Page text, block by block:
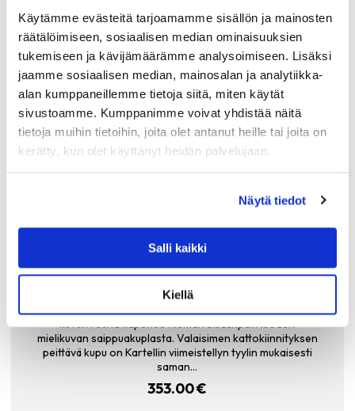
Käytämme evästeitä tarjoamamme sisällön ja mainosten
räätälöimiseen, sosiaalisen median ominaisuuksien
tukemiseen ja kävijämäärämme analysoimiseen. Lisäksi
jaamme sosiaalisen median, mainosalan ja analytiikka-
alan kumppaneillemme tietoja siitä, miten käytät
sivustoamme. Kumppanimme voivat yhdistää näitä
tietoja muihin tietoihin, joita olet antanut heille tai joita on
kerätty, kun olet käyttänyt heidän palvelujaan.
Näytä tiedot
Salli kaikki
Kiellä
KARTELL
KARTELL FL/Y KATTOVALAISIN, KIRKAS LÄP
INÄKYVÄ
Kartell FL/Y- valaisin on muotoilultaan kiinnostava, sillä
kuvun reuna kapenee hieman sisäänpäin luoden
mielikuvan saippuakuplasta. Valaisimen kattokiinnityksen
peittävä kupu on Kartellin viimeistellyn tyylin mukaisesti
saman…
353.00€